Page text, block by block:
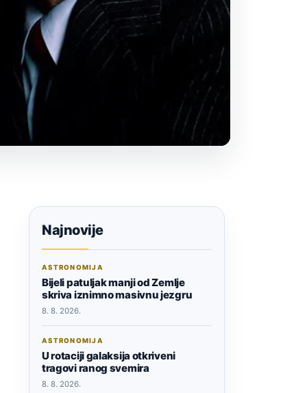
Najnovije
ASTRONOMIJA
Bijeli patuljak manji od Zemlje
skriva iznimno masivnu jezgru
8. 8. 2026.
ASTRONOMIJA
U rotaciji galaksija otkriveni
tragovi ranog svemira
8. 8. 2026.